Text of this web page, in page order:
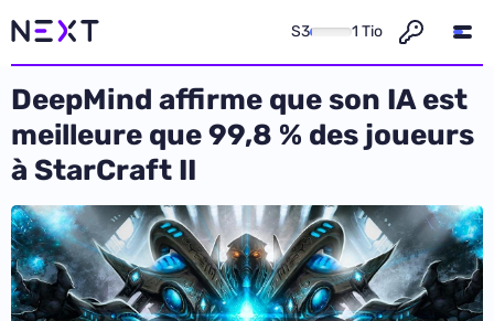
S3 1 Tio
DeepMind affirme que son IA est
meilleure que 99,8 % des joueurs
à StarCraft II